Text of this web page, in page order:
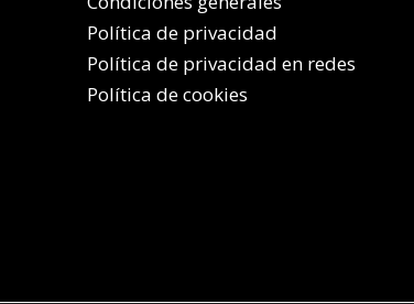
Política de privacidad
Política de privacidad en redes
Política de cookies